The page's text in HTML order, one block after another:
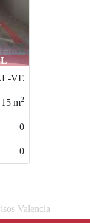
10 m2
0
0
Valencia